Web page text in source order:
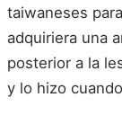
taiwaneses
adquiriera una
posterior a la
y lo hizo